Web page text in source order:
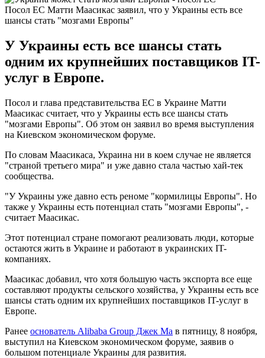
Посол ЕС Матти Маасикас заявил, что у Украины есть все
шансы стать "мозгами Европы"
У Украины есть все шансы стать
одним их крупнейших поставщиков IT-
услуг в Европе.
Посол и глава представительства ЕС в Украине Матти
Маасикас считает, что у Украины есть все шансы стать
"мозгами Европы". Об этом он заявил во время выступления
на Киевском экономическом форуме.
По словам Маасикаса, Украина ни в коем случае не является
"страной третьего мира" и уже давно стала частью хай-тек
сообщества.
"У Украины уже давно есть реноме "кормилицы Европы". Но
также у Украины есть потенциал стать "мозгами Европы", -
считает Маасикас.
Этот потенциал стране помогают реализовать люди, которые
остаются жить в Украине и работают в украинских IT-
компаниях.
Маасикас добавил, что хотя большую часть экспорта все еще
составляют продукты сельского хозяйства, у Украины есть все
шансы стать одним их крупнейших поставщиков IT-услуг в
Европе.
Ранее основатель Alibaba Group Джек Ма в пятницу, 8 ноября,
выступил на Киевском экономическом форуме, заявив о
большом потенциале Украины для развития.